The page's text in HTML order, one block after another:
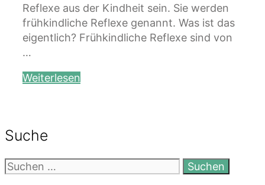
Reflexe aus der Kindheit sein. Sie werden
frühkindliche Reflexe genannt. Was ist das
eigentlich? Frühkindliche Reflexe sind von
…
Weiterlesen
Suche
Suchen
nach: